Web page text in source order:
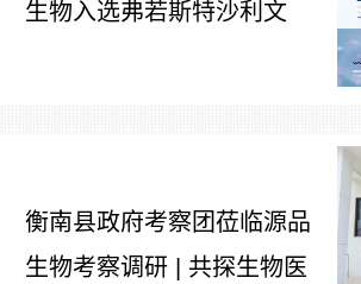
生物入选弗若斯特沙利文
衡南县政府考察团莅临源品
生物考察调研 | 共探生物医